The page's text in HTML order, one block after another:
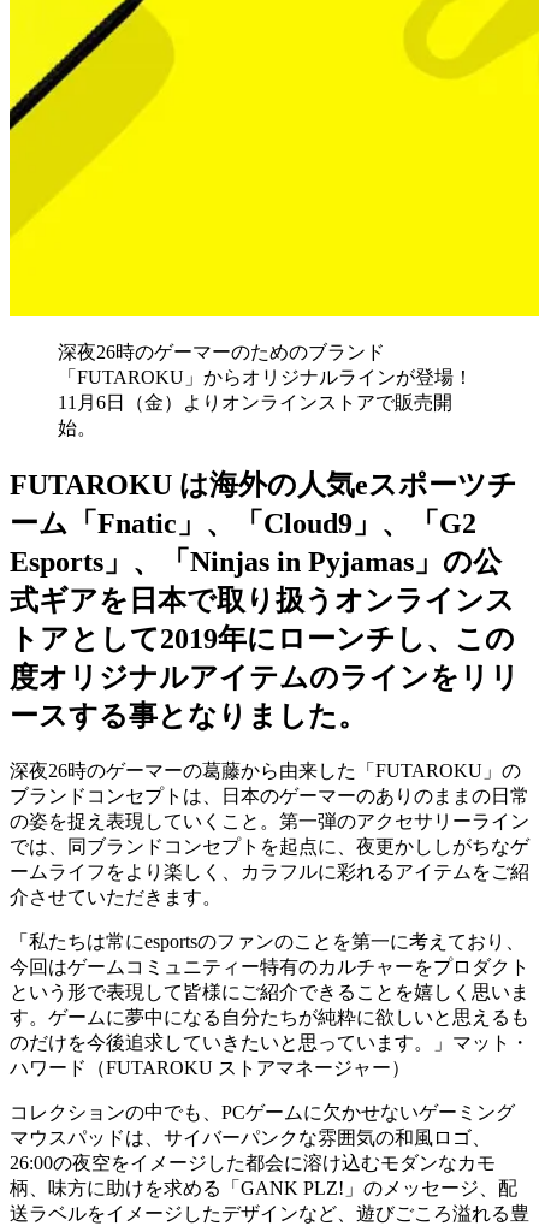
深夜26時のゲーマーのためのブランド
「FUTAROKU」からオリジナルラインが登場！
11月6日（金）よりオンラインストアで販売開
始。
FUTAROKU は海外の人気eスポーツチ
ーム「Fnatic」、「Cloud9」、「G2
Esports」、「Ninjas in Pyjamas」の公
式ギアを日本で取り扱うオンラインス
トアとして2019年にローンチし、この
度オリジナルアイテムのラインをリリ
ースする事となりました。
深夜26時のゲーマーの葛藤から由来した「FUTAROKU」の
ブランドコンセプトは、日本のゲーマーのありのままの日常
の姿を捉え表現していくこと。第一弾のアクセサリーライン
では、同ブランドコンセプトを起点に、夜更かししがちなゲ
ームライフをより楽しく、カラフルに彩れるアイテムをご紹
介させていただきます。
「私たちは常にesportsのファンのことを第一に考えており、
今回はゲームコミュニティー特有のカルチャーをプロダクト
という形で表現して皆様にご紹介できることを嬉しく思いま
す。ゲームに夢中になる自分たちが純粋に欲しいと思えるも
のだけを今後追求していきたいと思っています。」マット・
ハワード（FUTAROKU ストアマネージャー）
コレクションの中でも、PCゲームに欠かせないゲーミング
マウスパッドは、サイバーパンクな雰囲気の和風ロゴ、
26:00の夜空をイメージした都会に溶け込むモダンなカモ
柄、味方に助けを求める「GANK PLZ!」のメッセージ、配
送ラベルをイメージしたデザインなど、遊びごころ溢れる豊